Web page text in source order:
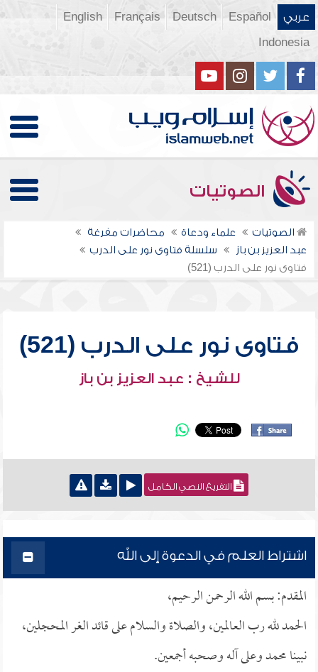
عربي Español
Deutsch
Français
English
Indonesia
الصوتيات
الصوتيات علماء ودعاة
محاضرات مفرغة
عبد العزيز بن باز
سلسلة فتاوى نور على الدرب
فتاوى نور على الدرب (521)
فتاوى نور على الدرب (521)
للشيخ : عبد العزيز بن باز
التفريغ النصي الكامل
اشتراط العلم في الدعوة إلى الله
المقدم: بسم الله الرحمن الرحيم،
الحمد لله رب العالمين، والصلاة والسلام على قائد الغر المحجلين،
نبينا محمد وعلى آله وصحبه أجمعين.